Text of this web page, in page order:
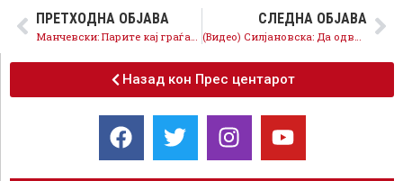
ПРЕТХОДНА ОБЈАВА СЛЕДНА ОБЈАВА
Назад кон Прес центарот